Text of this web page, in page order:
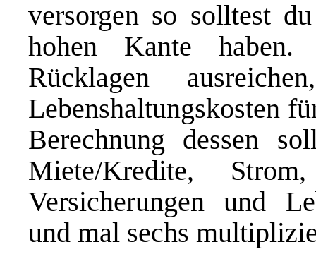
versorgen so solltest
hohen Kante
Rücklagen
Lebenshaltungskosten
Berechnung dessen
Miete/Kredite,
Versicherungen und
und mal sechs